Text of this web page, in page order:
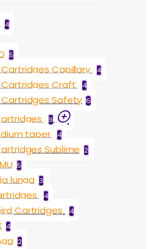
4
5
Capillary 4
Craft 4
Safety 6
9
taper 4
Sublime 2
5
lunga 3
4
Cartridges 4
4
2